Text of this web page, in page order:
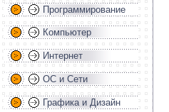
Программирование
Компьютер
Интернет
ОС и Сети
Графика и Дизайн